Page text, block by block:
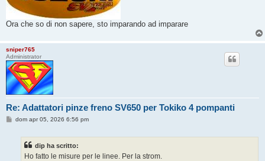
Ora che so di non sapere, sto imparando ad imparare
sniper765
Administrator
Re: Adattatori pinze freno SV650 per Tokiko 4 pompanti
Mdom apr 05, 2026 6:56 pm
dip ha scritto:
Ho fatto le misure per le linee. Per la strom.